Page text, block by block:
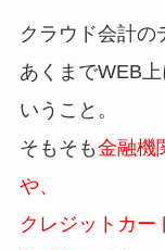
クラウド会計の
あくまでWEB
いうこと。
そもそも金融機
や、
クレジットカー